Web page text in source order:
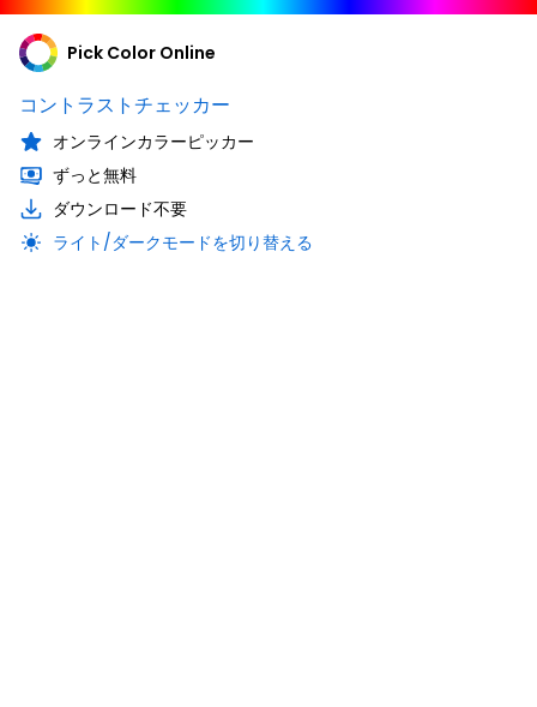
Pick Color Online
コントラストチェッカー
オンラインカラーピッカー
ずっと無料
ダウンロード不要
ライト/ダークモードを切り替える